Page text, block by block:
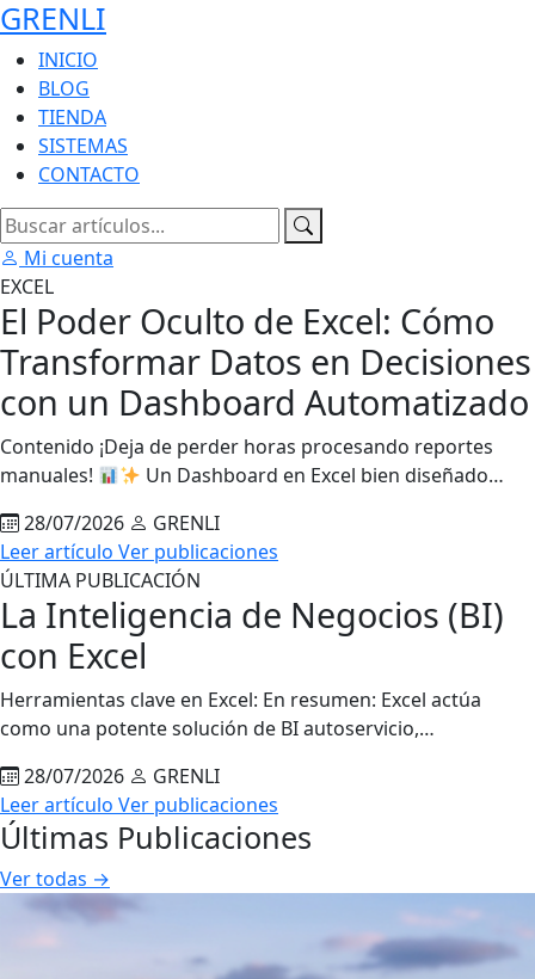
GRENLI
INICIO
BLOG
TIENDA
SISTEMAS
CONTACTO
Mi cuenta
EXCEL
El Poder Oculto de Excel: Cómo
Transformar Datos en Decisiones
con un Dashboard Automatizado
Contenido ¡Deja de perder horas procesando reportes
manuales!
Un Dashboard en Excel bien diseñado…
28/07/2026
GRENLI
Leer artículo Ver publicaciones
ÚLTIMA PUBLICACIÓN
La Inteligencia de Negocios (BI)
con Excel
Herramientas clave en Excel: En resumen: Excel actúa
como una potente solución de BI autoservicio,…
28/07/2026
GRENLI
Leer artículo Ver publicaciones
Últimas Publicaciones
Ver todas →